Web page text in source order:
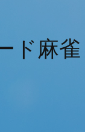
ド麻雀